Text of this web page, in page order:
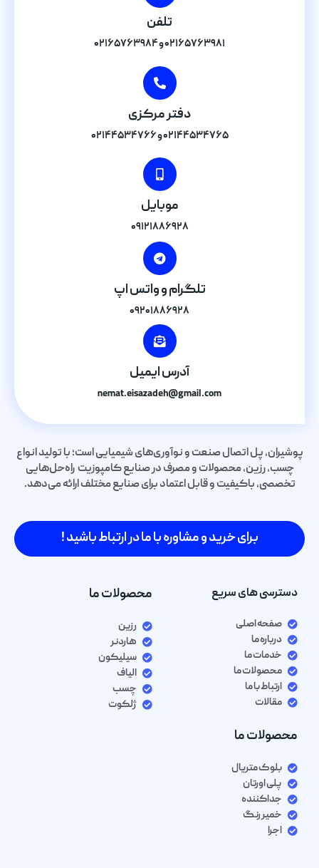
تلفن
۰۲۱۶۵۷۶۳۹۸۱ و ۰۲۱۶۵۷۶۳۹۸۴
دفتر مرکزی
۰۲۱۴۴۵۳۴۷۶۵ و ۰۲۱۴۴۵۳۴۷۶۶
موبایل
۰۹۱۲۱۸۸۶۹۲۸
تلگرام و واتس اپ
۰۹۲۰۱۸۸۶۹۲۸
آدرس ایمیل
nemat.eisazadeh@gmail.com
پوشیران، پل اتصال صنعت و نوآوری‌های شیمیایی است؛ با تولید انواع
چسب، رزین، محصولات و مصرف در صنایع کامپوزیت راه‌حل‌هایی
تخصصی، باکیفیت و قابل اعتماد برای صنایع مختلف ارائه می‌دهد.
برای خرید و مشاوره با ما در ارتباط باشید !
دسترسی های سریع
صفحه اصلی
درباره ما
خدمات ما
محصولات ما
ارتباط با ما
مقالات
محصولات ما
رزین
هاردنر
سیلیکون
الیاف
چسب
ژلکوت
محصولات ما
بلوک متریال
پلی اورتان
جداکننده
خمیر رنگ
اجرا